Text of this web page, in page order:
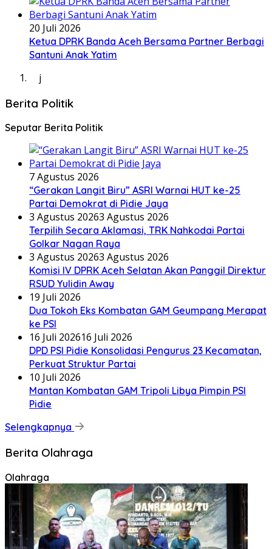
20 Juli 2026
Ketua DPRK Banda Aceh Bersama Partner Berbagi
Santuni Anak Yatim
j
Berita Politik
Seputar Berita Politik
7 Agustus 2026
“Gerakan Langit Biru” ASRI Warnai HUT ke-25
Partai Demokrat di Pidie Jaya
3 Agustus 20263 Agustus 2026
Terpilih Secara Aklamasi, TRK Nahkodai Partai
Golkar Nagan Raya
3 Agustus 20263 Agustus 2026
Komisi IV DPRK Aceh Selatan Akan Panggil Direktur
RSUD Yulidin Away
19 Juli 2026
Dua Tokoh Eks Kombatan GAM Geumpang Merapat
ke PSI
16 Juli 202616 Juli 2026
DPD PSI Pidie Konsolidasi Pengurus 23 Kecamatan,
Perkuat Struktur Partai
10 Juli 2026
Mantan Kombatan GAM Tripoli Libya Pimpin PSI
Pidie
Selengkapnya
Berita Olahraga
Olahraga